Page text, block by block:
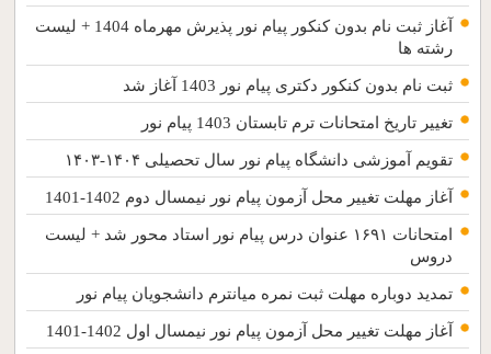
آغاز ثبت نام بدون کنکور پیام نور پذیرش مهرماه 1404 + لیست
رشته ها
ثبت نام بدون کنکور دکتری پیام نور 1403 آغاز شد
تغییر تاریخ امتحانات ترم تابستان 1403 پیام نور
تقویم آموزشی دانشگاه پیام نور سال تحصیلی ۱۴۰۴-۱۴۰۳
آغاز مهلت تغییر محل آزمون پیام نور نیمسال دوم 1402-1401
امتحانات ۱۶۹۱ عنوان درس پیام نور استاد محور شد + لیست
دروس
تمدید دوباره مهلت ثبت نمره میانترم دانشجویان پیام نور
آغاز مهلت تغییر محل آزمون پیام نور نیمسال اول 1402-1401